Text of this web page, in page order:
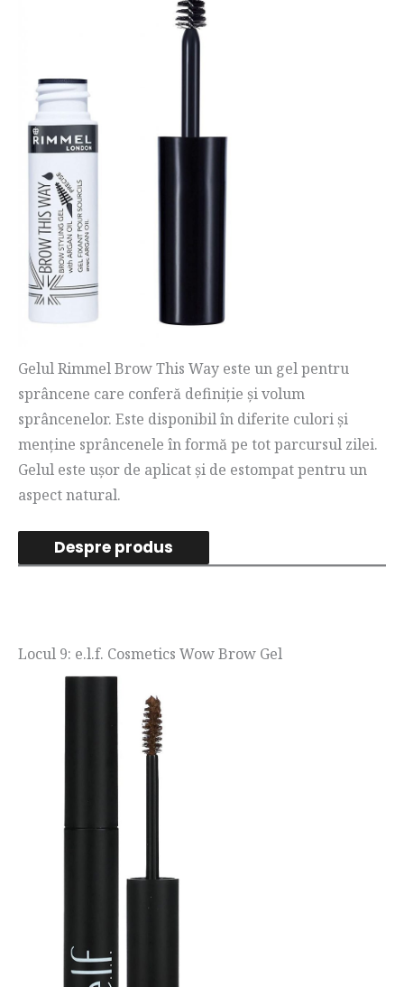
Gelul Rimmel Brow This Way este un gel pentru
sprâncene care conferă definiție și volum
sprâncenelor. Este disponibil în diferite culori și
menține sprâncenele în formă pe tot parcursul zilei.
Gelul este ușor de aplicat și de estompat pentru un
aspect natural.
Despre produs
Locul 9: e.l.f. Cosmetics Wow Brow Gel